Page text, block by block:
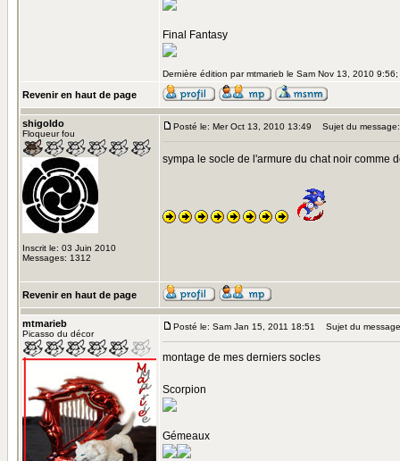
Final Fantasy
Dernière édition par mtmarieb le Sam Nov 13, 2010
Revenir en haut de page
shigoldo
Floqueur fou
Inscrit le: 03 Juin 2010
Messages: 1312
Posté le: Mer Oct 13, 2010 13:49 Sujet du message:
sympa le socle de l'armure du chat noir comme
Revenir en haut de page
mtmarieb
Picasso du décor
Posté le: Sam Jan 15, 2011 18:51 Sujet du
montage de mes derniers socles
Scorpion
Gémeaux